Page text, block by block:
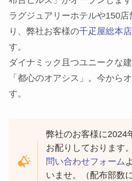
ラグジュアリーホテルや150店
り、弊社お客様の千疋屋総本店
す。
ダイナミック且つユニークな
「都心のオアシス」。今から
す。
弊社のお客様に2024
お配りしております
問い合わせフォーム
いませ。（配布部数